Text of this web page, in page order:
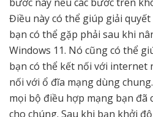
Điều này có thể giúp giải quyết
bạn có thể gặp phải sau khi
Windows 11. Nó cũng có thể
bạn có thể kết nối với
nối với ổ đĩa mạng dùng
mọi bộ điều hợp mạng bạn đã
cho chúng. Sau khi bạn khởi